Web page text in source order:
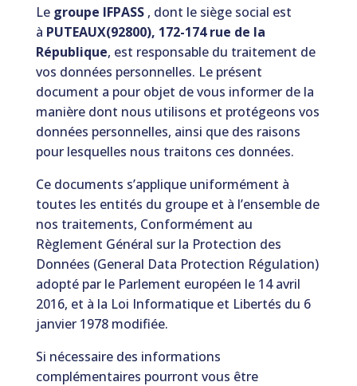
Le groupe IFPASS, dont le siège social est
à PUTEAUX(92800), 172-174 rue de la
République, est responsable du traitement de
vos données personnelles. Le présent
document a pour objet de vous informer de la
manière dont nous utilisons et protégeons vos
données personnelles, ainsi que des raisons
pour lesquelles nous traitons ces données.
Ce documents s’applique uniformément à
toutes les entités du groupe et à l’ensemble de
nos traitements, Conformément au
Règlement Général sur la Protection des
Données (General Data Protection Régulation)
adopté par le Parlement européen le 14 avril
2016, et à la Loi Informatique et Libertés du 6
janvier 1978 modifiée.
Si nécessaire des informations
complémentaires pourront vous être